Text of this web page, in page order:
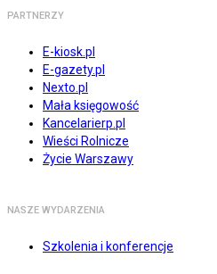
PARTNERZY
E-kiosk.pl
E-gazety.pl
Nexto.pl
Mała księgowość
Kancelarierp.pl
Wieści Rolnicze
Życie Warszawy
NASZE WYDARZENIA
Szkolenia i konferencje